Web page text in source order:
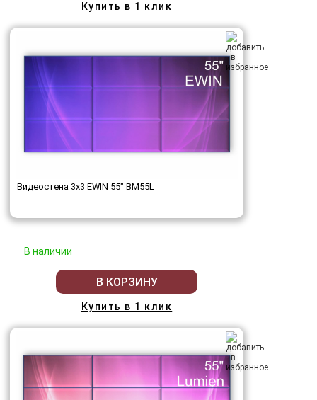
Купить в 1 клик
Видеостена 3x3 EWIN 55" BM55L
В наличии
В КОРЗИНУ
Купить в 1 клик